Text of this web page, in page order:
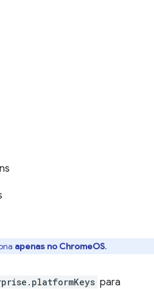
apenas no ChromeOS.
para